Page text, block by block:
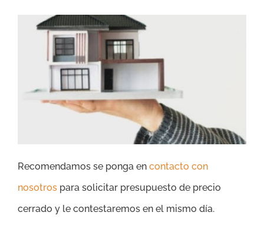
Recomendamos se ponga en contacto con
nosotros para solicitar presupuesto de precio
cerrado y le contestaremos en el mismo día.